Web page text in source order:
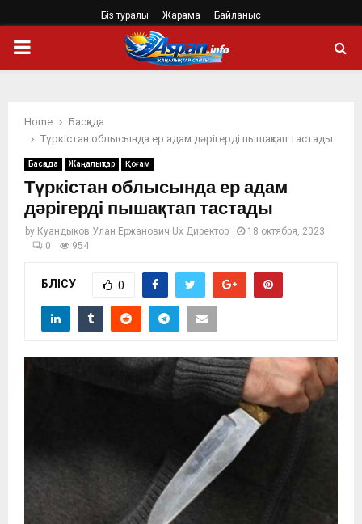
Біз туралы Жарңама Байланыс
PRIMARY
Home
Басқада
Түркістан облысында ер адам дәрігерді пышақтап тастады
Басқада Жаңалықтар Қоғам
Түркістан облысында ер адам
дәрігерді пышақтап тастады
by Куандыков Улан Ержанович Ux Директор
18 октября, 2023
0
954
БӨЛІСУ 0